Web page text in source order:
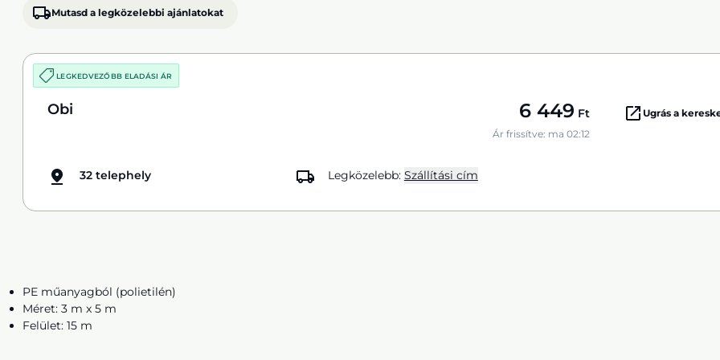
Mutasd a legközelebbi ajánlatokat
LEGKEDVEZŐBB ELADÁSI ÁR
Obi 6 449 Ft
Ár frissítve: ma 02:12
Ugrás a
32 telephely Legközelebb: Szállítási cím
PE műanyagból (polietilén)
Méret: 3 m x 5 m
Felület: 15 m